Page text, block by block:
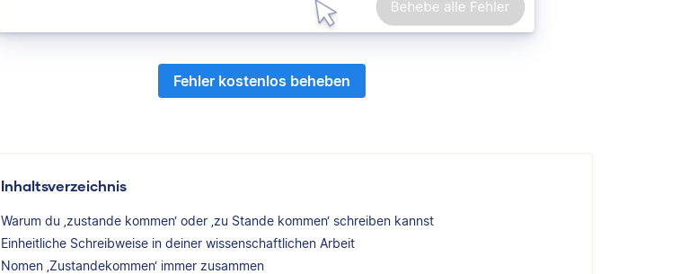
Fehler kostenlos beheben
Inhaltsverzeichnis
Warum du ‚zustande kommen‘ oder ‚zu Stande kommen‘ schreiben kannst
Einheitliche Schreibweise in deiner wissenschaftlichen Arbeit
Nomen ‚Zustandekommen‘ immer zusammen